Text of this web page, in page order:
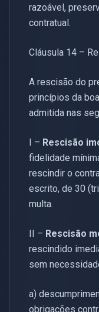
razoável,
contratual.
Cláusula 14 –
A rescisão do
princípios da
admitida nas
I – Rescisão
fidelidade
rescindir o
escrito, de 30
multa.
II – Rescisão
rescindido
sem
a)
obrigações